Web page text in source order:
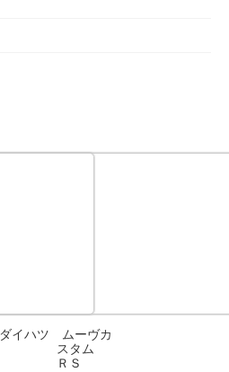
ダイハツ ムーヴカ
スタム
ＲＳ